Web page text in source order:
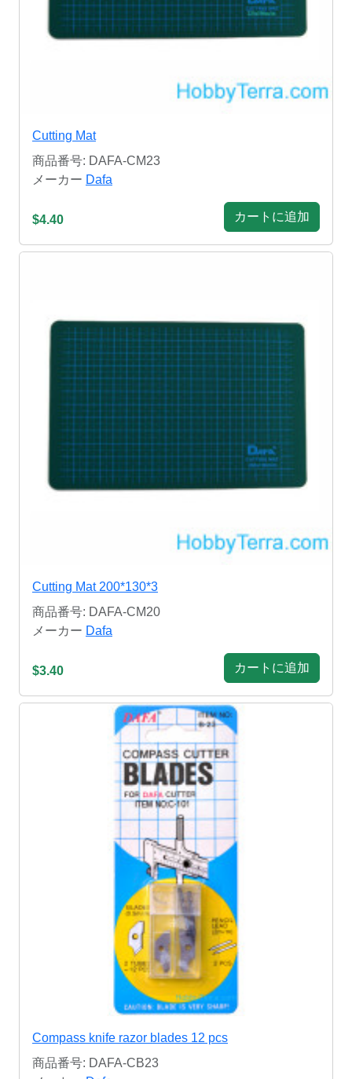
Cutting Mat
商品番号: DAFA-CM23
メーカー Dafa
$4.40 カートに追加
Cutting Mat 200*130*3
商品番号: DAFA-CM20
メーカー Dafa
$3.40 カートに追加
Compass knife razor blades 12 pcs
商品番号: DAFA-CB23